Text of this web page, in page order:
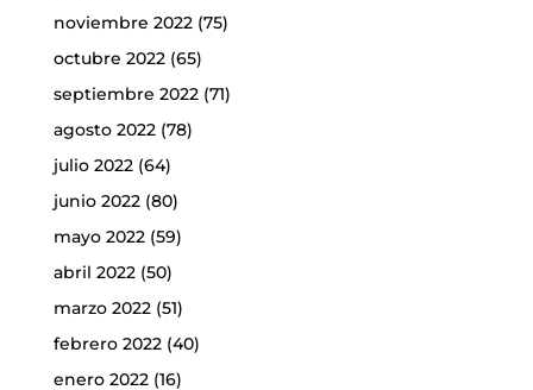
noviembre 2022(75)
octubre 2022(65)
septiembre 2022(71)
agosto 2022(78)
julio 2022(64)
junio 2022(80)
mayo 2022(59)
abril 2022(50)
marzo 2022(51)
febrero 2022(40)
enero 2022(16)